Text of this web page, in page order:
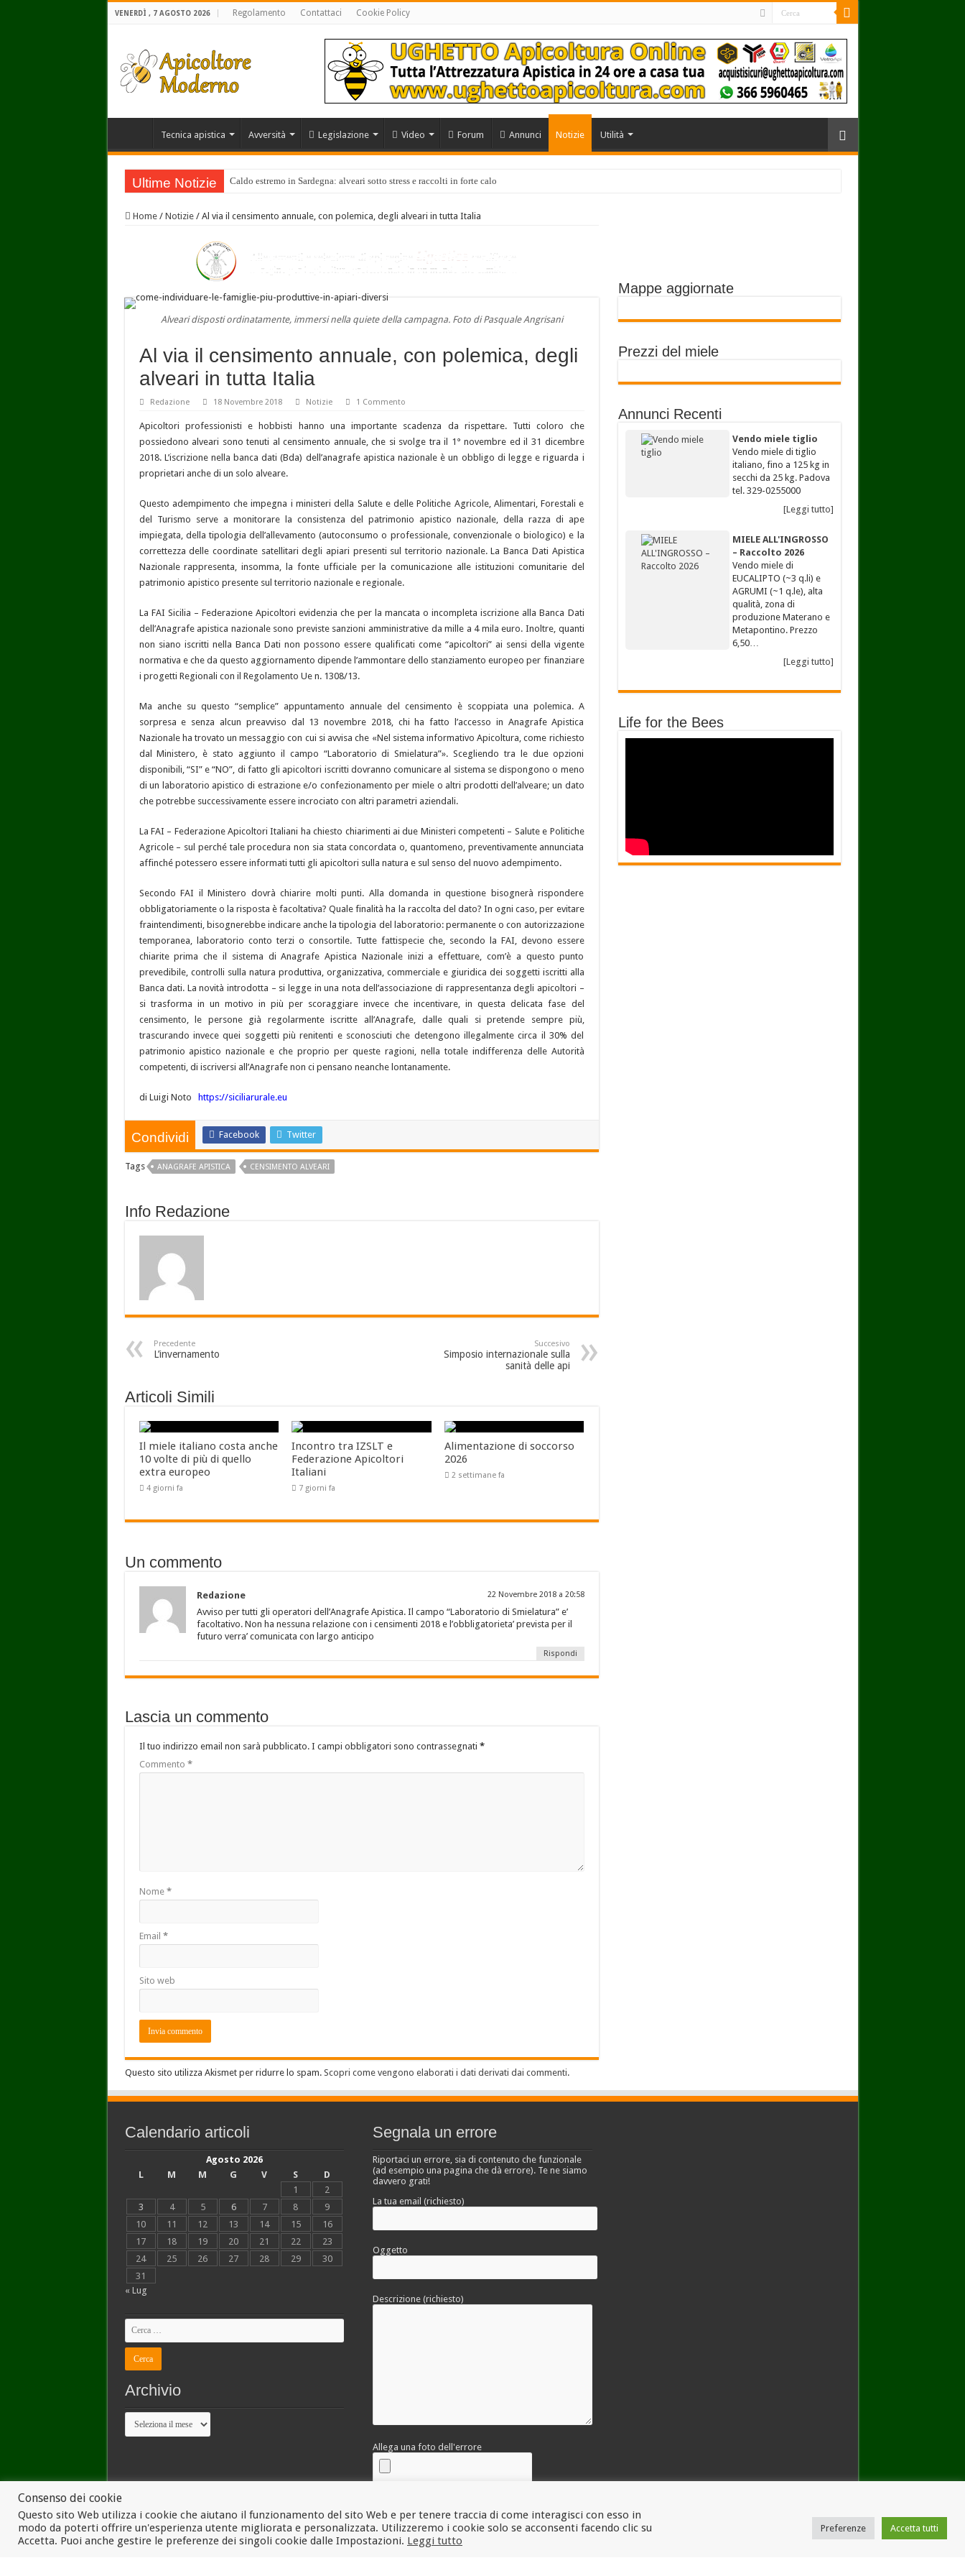
VENERDÌ , 7 AGOSTO 2026 Regolamento Contattaci Cookie Policy
Tecnica apistica Avversità Legislazione Video Forum Annunci Notizie Utilità
Ultime Notizie Caldo estremo in Sardegna: alveari sotto stress e raccolti in forte calo
Home / Notizie / Al via il censimento annuale, con polemica, degli alveari in tutta Italia
Alveari disposti ordinatamente, immersi nella quiete della campagna. Foto di Pasquale Angrisani
Al via il censimento annuale, con polemica, degli
alveari in tutta Italia
Redazione 18 Novembre 2018 Notizie 1 Commento
Apicoltori professionisti e hobbisti hanno una importante scadenza da rispettare. Tutti coloro che
possiedono alveari sono tenuti al censimento annuale, che si svolge tra il 1° novembre ed il 31 dicembre
2018. L’iscrizione nella banca dati (Bda) dell’anagrafe apistica nazionale è un obbligo di legge e riguarda i
proprietari anche di un solo alveare.
Questo adempimento che impegna i ministeri della Salute e delle Politiche Agricole, Alimentari, Forestali e
del Turismo serve a monitorare la consistenza del patrimonio apistico nazionale, della razza di ape
impiegata, della tipologia dell’allevamento (autoconsumo o professionale, convenzionale o biologico) e la
correttezza delle coordinate satellitari degli apiari presenti sul territorio nazionale. La Banca Dati Apistica
Nazionale rappresenta, insomma, la fonte ufficiale per la comunicazione alle istituzioni comunitarie del
patrimonio apistico presente sul territorio nazionale e regionale.
La FAI Sicilia – Federazione Apicoltori evidenzia che per la mancata o incompleta iscrizione alla Banca Dati
dell’Anagrafe apistica nazionale sono previste sanzioni amministrative da mille a 4 mila euro. Inoltre, quanti
non siano iscritti nella Banca Dati non possono essere qualificati come “apicoltori” ai sensi della vigente
normativa e che da questo aggiornamento dipende l’ammontare dello stanziamento europeo per finanziare
i progetti Regionali con il Regolamento Ue n. 1308/13.
Ma anche su questo “semplice” appuntamento annuale del censimento è scoppiata una polemica. A
sorpresa e senza alcun preavviso dal 13 novembre 2018, chi ha fatto l’accesso in Anagrafe Apistica
Nazionale ha trovato un messaggio con cui si avvisa che «Nel sistema informativo Apicoltura, come richiesto
dal Ministero, è stato aggiunto il campo “Laboratorio di Smielatura”». Scegliendo tra le due opzioni
disponibili, “SI” e “NO”, di fatto gli apicoltori iscritti dovranno comunicare al sistema se dispongono o meno
di un laboratorio apistico di estrazione e/o confezionamento per miele o altri prodotti dell’alveare; un dato
che potrebbe successivamente essere incrociato con altri parametri aziendali.
La FAI – Federazione Apicoltori Italiani ha chiesto chiarimenti ai due Ministeri competenti – Salute e Politiche
Agricole – sul perché tale procedura non sia stata concordata o, quantomeno, preventivamente annunciata
affinché potessero essere informati tutti gli apicoltori sulla natura e sul senso del nuovo adempimento.
Secondo FAI il Ministero dovrà chiarire molti punti. Alla domanda in questione bisognerà rispondere
obbligatoriamente o la risposta è facoltativa? Quale finalità ha la raccolta del dato? In ogni caso, per evitare
fraintendimenti, bisognerebbe indicare anche la tipologia del laboratorio: permanente o con autorizzazione
temporanea, laboratorio conto terzi o consortile. Tutte fattispecie che, secondo la FAI, devono essere
chiarite prima che il sistema di Anagrafe Apistica Nazionale inizi a effettuare, com’è a questo punto
prevedibile, controlli sulla natura produttiva, organizzativa, commerciale e giuridica dei soggetti iscritti alla
Banca dati. La novità introdotta – si legge in una nota dell’associazione di rappresentanza degli apicoltori –
si trasforma in un motivo in più per scoraggiare invece che incentivare, in questa delicata fase del
censimento, le persone già regolarmente iscritte all’Anagrafe, dalle quali si pretende sempre più,
trascurando invece quei soggetti più renitenti e sconosciuti che detengono illegalmente circa il 30% del
patrimonio apistico nazionale e che proprio per queste ragioni, nella totale indifferenza delle Autorità
competenti, di iscriversi all’Anagrafe non ci pensano neanche lontanamente.
di Luigi Noto https://siciliarurale.eu
Condividi Facebook Twitter
Tags ANAGRAFE APISTICA CENSIMENTO ALVEARI
Info Redazione
Precedente
L’invernamento
Succesivo
Simposio internazionale sulla
sanità delle api
Articoli Simili
Il miele italiano costa anche
10 volte di più di quello
extra europeo
4 giorni fa
Incontro tra IZSLT e
Federazione Apicoltori
Italiani
7 giorni fa
Alimentazione di soccorso
2026
2 settimane fa
Un commento
Redazione 22 Novembre 2018 a 20:58
Avviso per tutti gli operatori dell’Anagrafe Apistica. Il campo “Laboratorio di Smielatura” e’
facoltativo. Non ha nessuna relazione con i censimenti 2018 e l’obbligatorieta’ prevista per il
futuro verra’ comunicata con largo anticipo
Rispondi
Lascia un commento
Il tuo indirizzo email non sarà pubblicato. I campi obbligatori sono contrassegnati *
Commento *
Nome *
Email *
Sito web
Questo sito utilizza Akismet per ridurre lo spam. Scopri come vengono elaborati i dati derivati dai commenti.
Mappe aggiornate
Prezzi del miele
Annunci Recenti
Vendo miele tiglio
Vendo miele di tiglio
italiano, fino a 125 kg in
secchi da 25 kg. Padova
tel. 329-0255000
[Leggi tutto]
MIELE ALL'INGROSSO
– Raccolto 2026
Vendo miele di
EUCALIPTO (~3 q.li) e
AGRUMI (~1 q.le), alta
qualità, zona di
produzione Materano e
Metapontino. Prezzo
6,50…
[Leggi tutto]
Life for the Bees
Calendario articoli
Agosto 2026
L
M M G V S
D
1
2
3
4 5 6 7 8
9
10
11 12 13 14 15
16
17
18 19 20 21 22
23
24
25 26 27 28 29
30
31
« Lug
Archivio
Archivio
Segnala un errore
Riportaci un errore, sia di contenuto che funzionale
(ad esempio una pagina che dà errore). Te ne siamo
davvero grati!
La tua email (richiesto)
Oggetto
Descrizione (richiesto)
Allega una foto dell'errore
Consenso dei cookie
Questo sito Web utilizza i cookie che aiutano il funzionamento del sito Web e per tenere traccia di come interagisci con esso in
modo da poterti offrire un'esperienza utente migliorata e personalizzata. Utilizzeremo i cookie solo se acconsenti facendo clic su
Accetta. Puoi anche gestire le preferenze dei singoli cookie dalle Impostazioni. Leggi tutto
Preferenze Accetta tutti